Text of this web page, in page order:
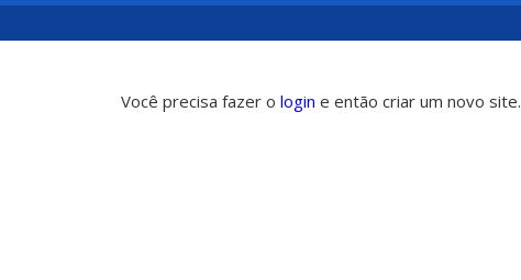
Você precisa fazer o login e então criar um novo site.